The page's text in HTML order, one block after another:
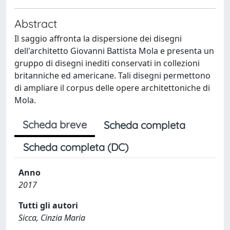
Abstract
Il saggio affronta la dispersione dei disegni
dell'architetto Giovanni Battista Mola e presenta un
gruppo di disegni inediti conservati in collezioni
britanniche ed americane. Tali disegni permettono
di ampliare il corpus delle opere architettoniche di
Mola.
Scheda breve
Scheda completa
Scheda completa (DC)
Anno
2017
Tutti gli autori
Sicca, Cinzia Maria